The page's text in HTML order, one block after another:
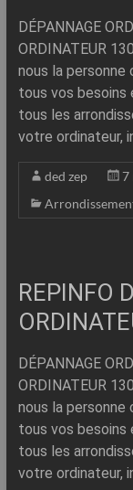
Simplement
DÉPANNAGE
ORDINATEUR
nous la
tous vos besoins
tous les
votre ordinateur,
ded zep
7
REPINFO
DÉPANNAGE
ORDINATEUR
nous la
tous vos besoins
tous les
votre ordinateur,